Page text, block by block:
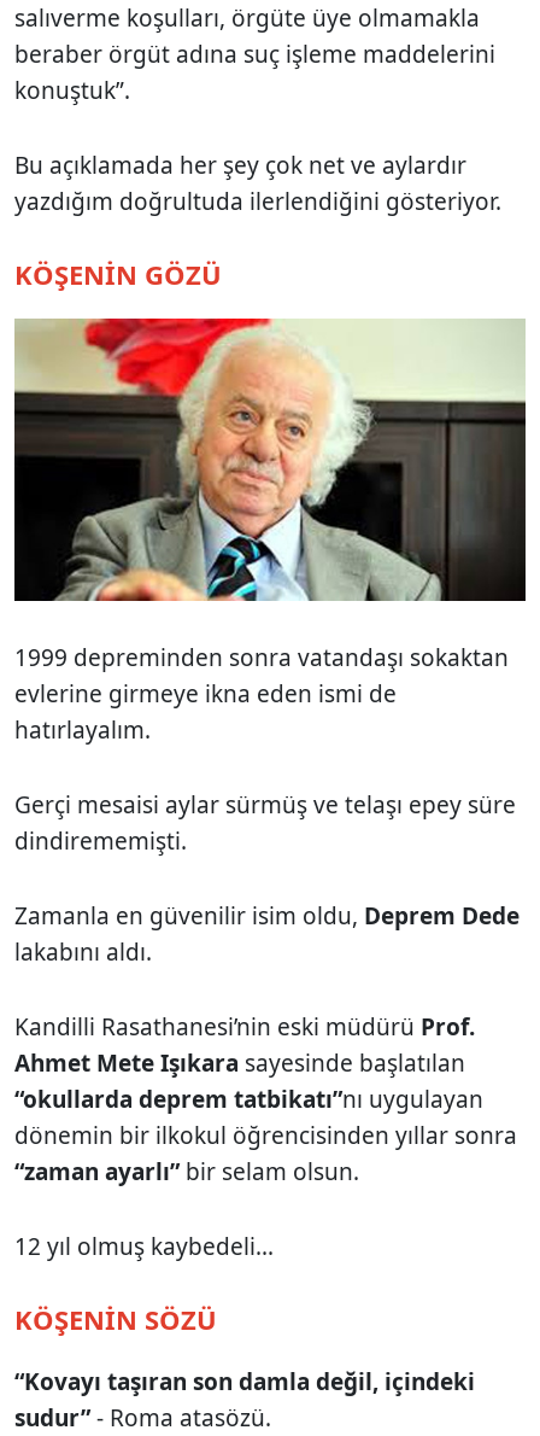
salıverme koşulları, örgüte üye olmamakla
beraber örgüt adına suç işleme maddelerini
konuştuk”.
Bu açıklamada her şey çok net ve aylardır
yazdığım doğrultuda ilerlendiğini gösteriyor.
KÖŞENİN GÖZÜ
1999 depreminden sonra vatandaşı sokaktan
evlerine girmeye ikna eden ismi de
hatırlayalım.
Gerçi mesaisi aylar sürmüş ve telaşı epey süre
dindirememişti.
Zamanla en güvenilir isim oldu, Deprem Dede
lakabını aldı.
Kandilli Rasathanesi’nin eski müdürü Prof.
Ahmet Mete Işıkara sayesinde başlatılan
“okullarda deprem tatbikatı”nı uygulayan
dönemin bir ilkokul öğrencisinden yıllar sonra
“zaman ayarlı”bir selam olsun.
12 yıl olmuş kaybedeli...
KÖŞENİN SÖZÜ
“Kovayı taşıran son damla değil, içindeki
sudur”- Roma atasözü.